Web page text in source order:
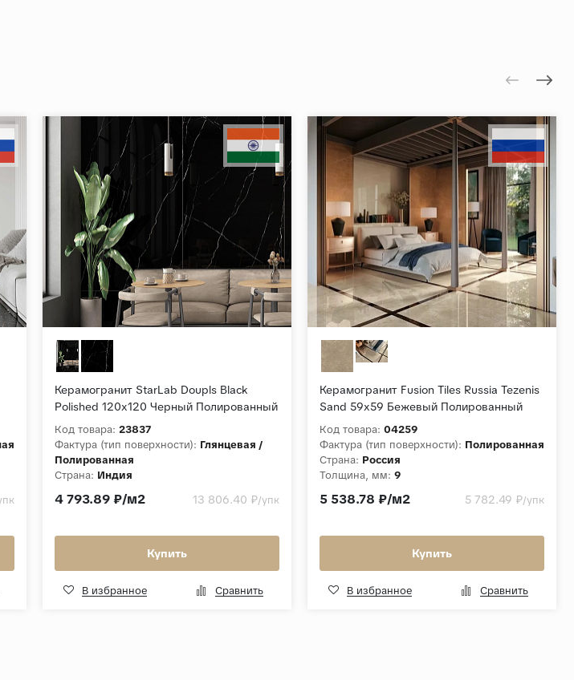
Керамогранит StarLab Doupls Black
Polished 120x120 Черный Полированный
Код товара: 23837
Фактура (тип поверхности): Глянцевая /
Полированная
Страна: Индия
Коллекция: Doupls
4 793.89 ₽/м2 13 806.40 ₽/упк
Купить
В избранное Сравнить
Керамогранит Fusion Tiles Russia Tezenis
Sand 59x59 Бежевый Полированный
Код товара: 04259
Фактура (тип поверхности): Полированная
Страна: Россия
Толщина, мм: 9
5 538.78 ₽/м2 5 782.49 ₽/упк
Купить
В избранное Сравнить